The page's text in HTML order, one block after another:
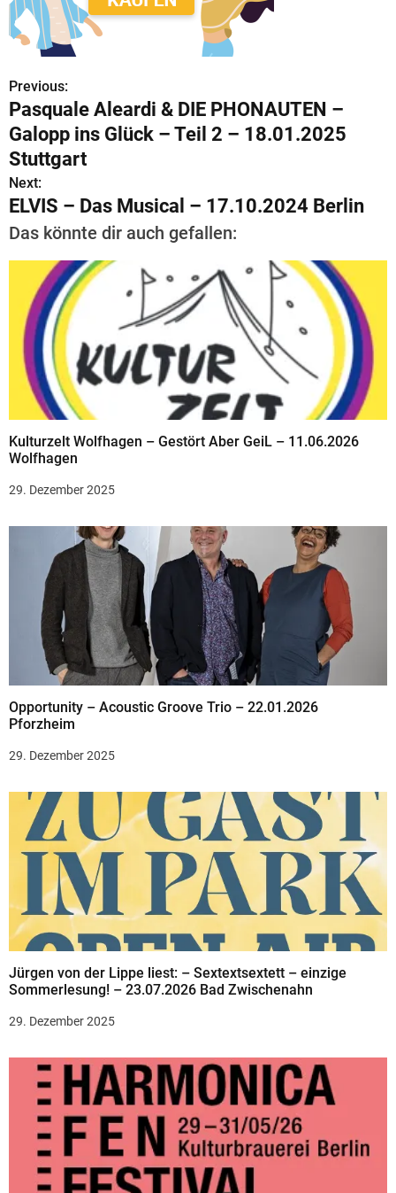
B
e
i
t
r
a
v
i
g
a
Previous:
Pasquale Aleardi & DIE PHONAUTEN –
Galopp ins Glück – Teil 2 – 18.01.2025
Stuttgart
Next:
ELVIS – Das Musical – 17.10.2024 Berlin
Das könnte dir auch gefallen:
Kulturzelt Wolfhagen – Gestört Aber GeiL – 11.06.2026
Wolfhagen
29. Dezember 2025
Opportunity – Acoustic Groove Trio – 22.01.2026
Pforzheim
29. Dezember 2025
Jürgen von der Lippe liest: – Sextextsextett – einzige
Sommerlesung! – 23.07.2026 Bad Zwischenahn
29. Dezember 2025